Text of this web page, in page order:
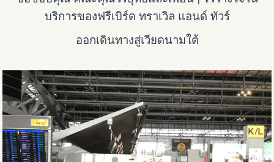
บริการของฟรีเบิร์ด ทราเวิล แอนด์ ทัวร์
ออกเดินทางสู่เวียดนามใต้